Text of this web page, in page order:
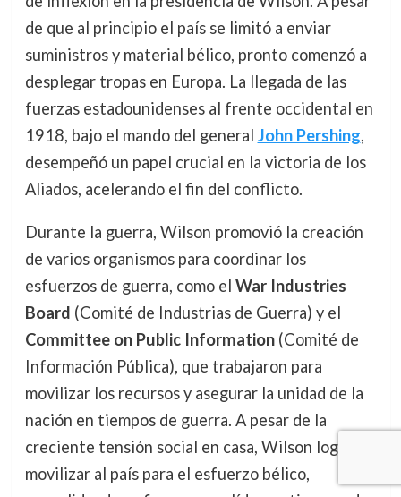
de que al principio el país se limitó a enviar
suministros y material bélico, pronto comenzó a
desplegar tropas en Europa. La llegada de las
fuerzas estadounidenses al frente occidental en
1918, bajo el mando del general John Pershing,
desempeñó un papel crucial en la victoria de los
Aliados, acelerando el fin del conflicto.
Durante la guerra, Wilson promovió la creación
de varios organismos para coordinar los
esfuerzos de guerra, como el War Industries
Board (Comité de Industrias de Guerra) y el
Committee on Public Information(Comité de
Información Pública), que trabajaron para
movilizar los recursos y asegurar la unidad de la
nación en tiempos de guerra. A pesar de la
creciente tensión social en casa, Wilson logró
movilizar al país para el esfuerzo bélico,